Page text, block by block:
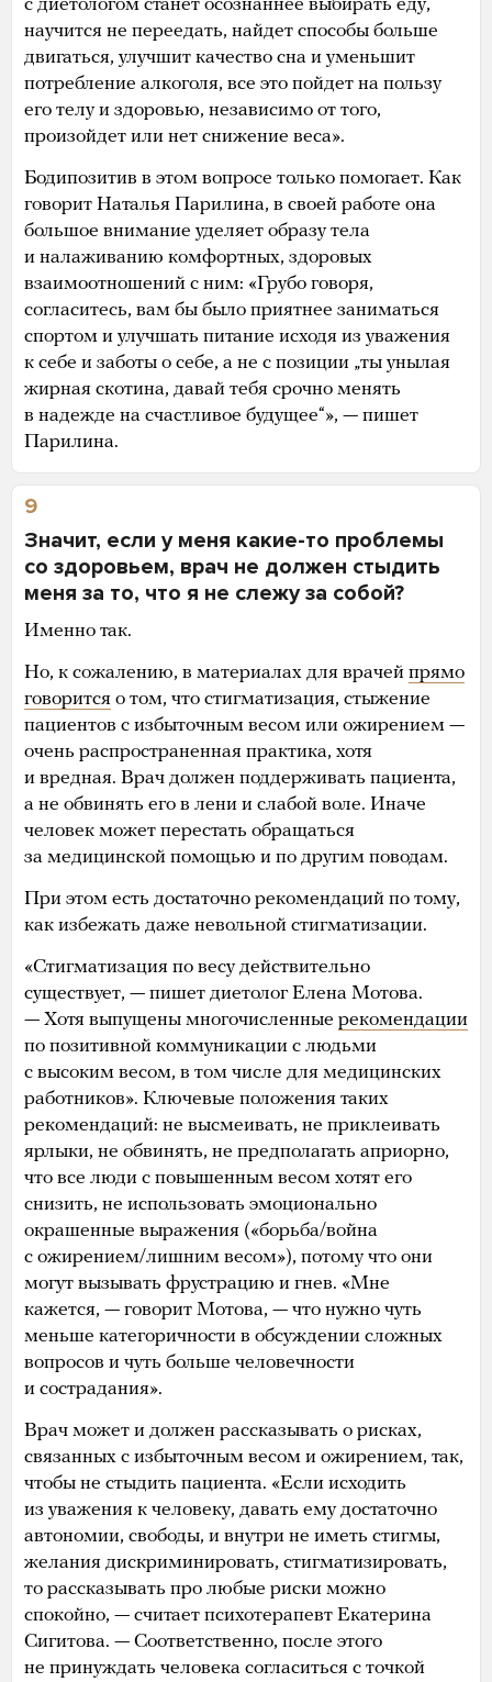
с диетологом станет осознаннее выбирать еду,
научится не переедать, найдет способы больше
двигаться, улучшит качество сна и уменьшит
потребление алкоголя, все это пойдет на пользу
его телу и здоровью, независимо от того,
произойдет или нет снижение веса».
Бодипозитив в этом вопросе только помогает. Как
говорит Наталья Парилина, в своей работе она
большое внимание уделяет образу тела
и налаживанию комфортных, здоровых
взаимоотношений с ним: «Грубо говоря,
согласитесь, вам бы было приятнее заниматься
спортом и улучшать питание исходя из уважения
к себе и заботы о себе, а не с позиции „ты унылая
жирная скотина, давай тебя срочно менять
в надежде на счастливое будущее“», — пишет
Парилина.
9
Значит, если у меня какие-то проблемы
со здоровьем, врач не должен стыдить
меня за то, что я не слежу за собой?
Именно так.
Но, к сожалению, в материалах для врачей прямо
говорится о том, что стигматизация, стыжение
пациентов с избыточным весом или ожирением —
очень распространенная практика, хотя
и вредная. Врач должен поддерживать пациента,
а не обвинять его в лени и слабой воле. Иначе
человек может перестать обращаться
за медицинской помощью и по другим поводам.
При этом есть достаточно рекомендаций по тому,
как избежать даже невольной стигматизации.
«Стигматизация по весу действительно
существует, — пишет диетолог Елена Мотова.
— Хотя выпущены многочисленные рекомендации
по позитивной коммуникации с людьми
с высоким весом, в том числе для медицинских
работников». Ключевые положения таких
рекомендаций: не высмеивать, не приклеивать
ярлыки, не обвинять, не предполагать априорно,
что все люди с повышенным весом хотят его
снизить, не использовать эмоционально
окрашенные выражения («борьба/война
с ожирением/лишним весом»), потому что они
могут вызывать фрустрацию и гнев. «Мне
кажется, — говорит Мотова, — что нужно чуть
меньше категоричности в обсуждении сложных
вопросов и чуть больше человечности
и сострадания».
Врач может и должен рассказывать о рисках,
связанных с избыточным весом и ожирением, так,
чтобы не стыдить пациента. «Если исходить
из уважения к человеку, давать ему достаточно
автономии, свободы, и внутри не иметь стигмы,
желания дискриминировать, стигматизировать,
то рассказывать про любые риски можно
спокойно, — считает психотерапевт Екатерина
Сигитова. — Соответственно, после этого
не принуждать человека согласиться с точкой